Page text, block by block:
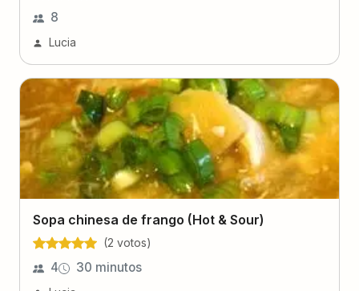
8
Lucia
Sopa chinesa de frango (Hot & Sour)
(2 votos)
4 30 minutos